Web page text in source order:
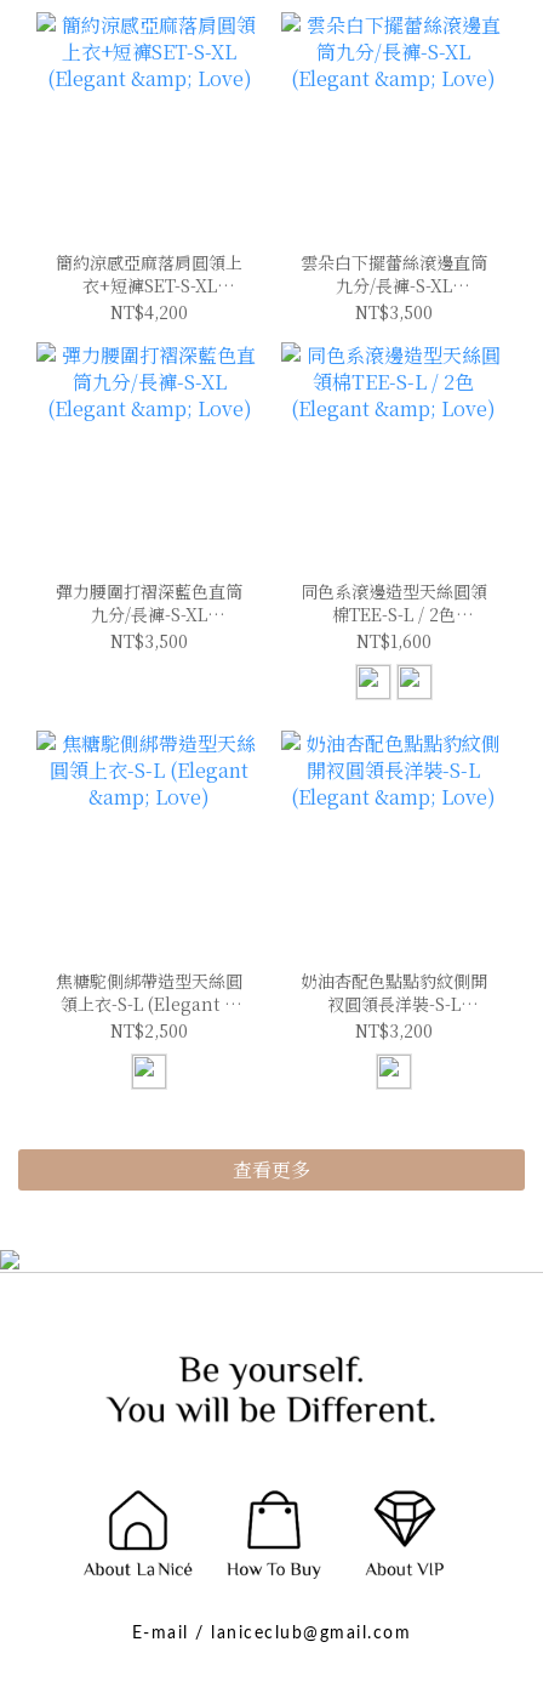
簡約涼感亞麻落肩圓領上
衣+短褲SET-S-XL
(Elegant & Love)
NT$4,200
雲朵白下擺蕾絲滾邊直筒
九分/長褲-S-XL
(Elegant & Love)
NT$3,500
彈力腰圍打褶深藍色直筒
九分/長褲-S-XL
(Elegant & Love)
NT$3,500
同色系滾邊造型天絲圓領
棉TEE-S-L / 2色
(Elegant & Love)
NT$1,600
焦糖駝側綁帶造型天絲圓
領上衣-S-L (Elegant &
Love)
NT$2,500
奶油杏配色點點豹紋側開
衩圓領長洋裝-S-L
(Elegant & Love)
NT$3,200
查看更多
E-mail / laniceclub@gmail.com